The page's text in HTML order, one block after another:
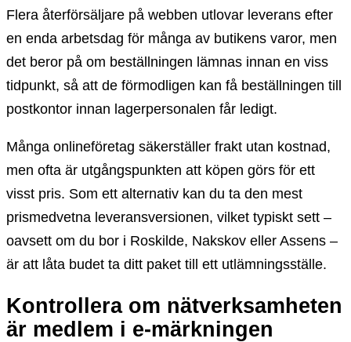
Flera återförsäljare på webben utlovar leverans efter
en enda arbetsdag för många av butikens varor, men
det beror på om beställningen lämnas innan en viss
tidpunkt, så att de förmodligen kan få beställningen till
postkontor innan lagerpersonalen får ledigt.
Många onlineföretag säkerställer frakt utan kostnad,
men ofta är utgångspunkten att köpen görs för ett
visst pris. Som ett alternativ kan du ta den mest
prismedvetna leveransversionen, vilket typiskt sett –
oavsett om du bor i Roskilde, Nakskov eller Assens –
är att låta budet ta ditt paket till ett utlämningsställe.
Kontrollera om nätverksamheten
är medlem i e-märkningen